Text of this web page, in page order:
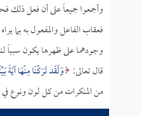
وأجمعوا جميعاً على أن فعل ذلك
فعقاب الفاعل والمفعول به بما
وجودهما على ظهرها يكون سبباً
قال تعالى: وَلَقَد تَرَكْنَا مِنْهَا آيَةً
من المنكرات من كل لون ونوع في